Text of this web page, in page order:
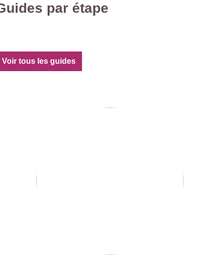
par étape
Voir tous les guides